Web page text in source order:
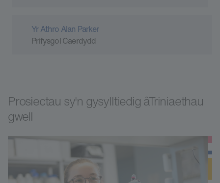
Yr Athro Alan Parker
Prifysgol Caerdydd
Prosiectau sy'n gysylltiedig âTriniaethau
gwell